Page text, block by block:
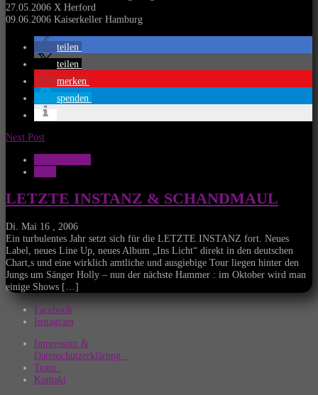
27.05.2006 X Herford
09.06.2006 Kaiserkeller Hamburg
teilen
teilen
merken
spenden
Next Post
LETZTE INSTANZ & SCHANDMAUL
Di. Mai 16 , 2006
Ein turbulentes Jahr setzt sich für die LETZTE INSTANZ fort. Neues
Label, neues Line Up, neues Album „Ins Licht“ direkt in den deutschen
Chart,s und eine wirklich amtliche und ausgiebige Tour liegen hinter den
Jungs um Sänger Holly – nun der nächste Hammer : im Oktober wird man
einige Shows […]
Facebook
Instagram
Impressum &
Datenschutzerklärung
Team
Kontakt